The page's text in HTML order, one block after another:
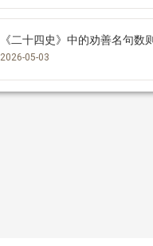
《二十四史》中的劝善名句数
2026-05-03